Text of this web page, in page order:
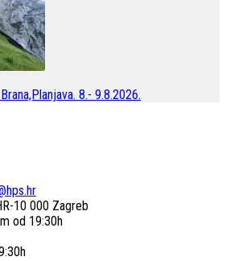
8.- 9.8.2026.
10 000 Zagreb
od 19:30h